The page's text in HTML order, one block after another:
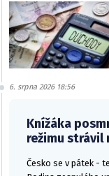
6. srpna 2026 18:56
Knížáka
režimu strávil
Česko se v pátek -